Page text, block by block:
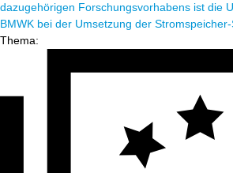
dazugehörigen Forschungsvorhabens ist die
BMWK bei der Umsetzung der Stromspeicher-
Thema: